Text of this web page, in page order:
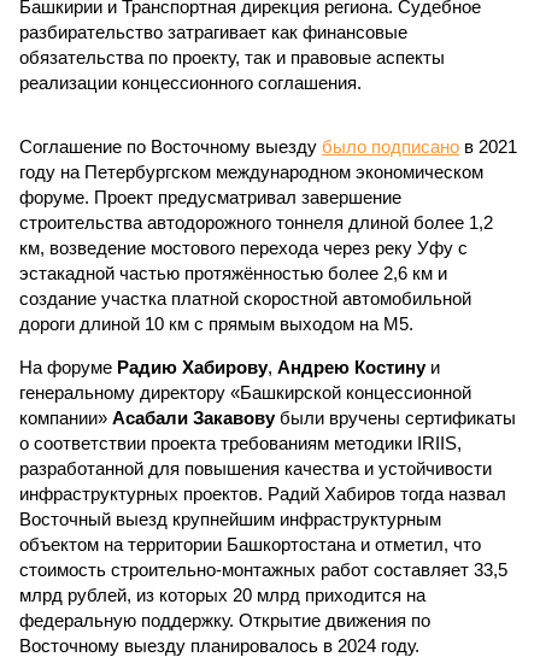
Башкирии и Транспортная дирекция региона. Судебное
разбирательство затрагивает как финансовые
обязательства по проекту, так и правовые аспекты
реализации концессионного соглашения.
Соглашение по Восточному выезду было подписано в 2021
году на Петербургском международном экономическом
форуме. Проект предусматривал завершение
строительства автодорожного тоннеля длиной более 1,2
км, возведение мостового перехода через реку Уфу с
эстакадной частью протяжённостью более 2,6 км и
создание участка платной скоростной автомобильной
дороги длиной 10 км с прямым выходом на М5.
На форуме Радию Хабирову, Андрею Костинуи
генеральному директору «Башкирской концессионной
компании» Асабали Закавовубыли вручены сертификаты
о соответствии проекта требованиям методики IRIIS,
разработанной для повышения качества и устойчивости
инфраструктурных проектов. Радий Хабиров тогда назвал
Восточный выезд крупнейшим инфраструктурным
объектом на территории Башкортостана и отметил, что
стоимость строительно-монтажных работ составляет 33,5
млрд рублей, из которых 20 млрд приходится на
федеральную поддержку. Открытие движения по
Восточному выезду планировалось в 2024 году.